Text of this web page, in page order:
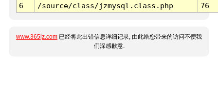
6
/source/class/jzmysql.class.php 76
www.365jz.com 已经将此出错信息详细记录, 由此给您带来的访问不便我
们深感歉意.